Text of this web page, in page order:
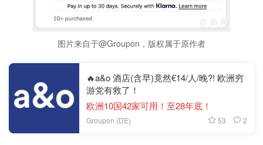
图片来自于@Groupon，版权属于原作者
🔥a&o 酒店(含早)竟然€14/人/晚?! 欧洲穷
游党有救了！
欧洲10国42家可用！至28年底！
Groupon (DE) 53 2